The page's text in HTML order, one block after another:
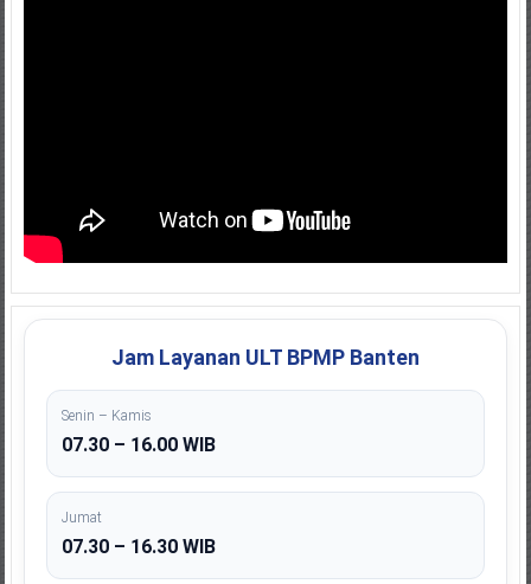
Jam Layanan ULT BPMP Banten
Senin – Kamis
07.30 – 16.00 WIB
Jumat
07.30 – 16.30 WIB